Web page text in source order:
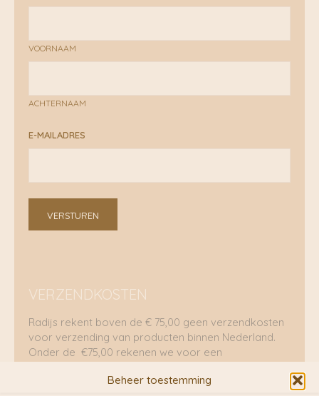
Beheer toestemming
VOORNAAM
ACHTERNAAM
E-MAILADRES
VERSTUREN
VERZENDKOSTEN
Radijs rekent boven de € 75,00 geen verzendkosten
voor verzending van producten binnen Nederland.
Onder de €75,00 rekenen we voor een